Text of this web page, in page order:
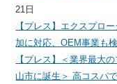
21日
【プレス】エクスプロ
加に対応、OEM事業も
【プレス】＜業界最大
山市に誕生＞ 高コスパ